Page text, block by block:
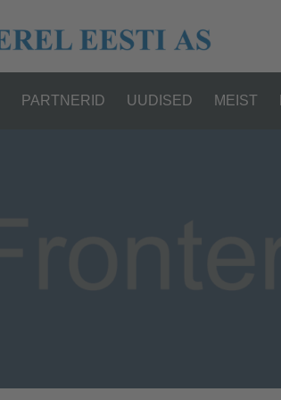
PARTNERID UUDISED MEIST